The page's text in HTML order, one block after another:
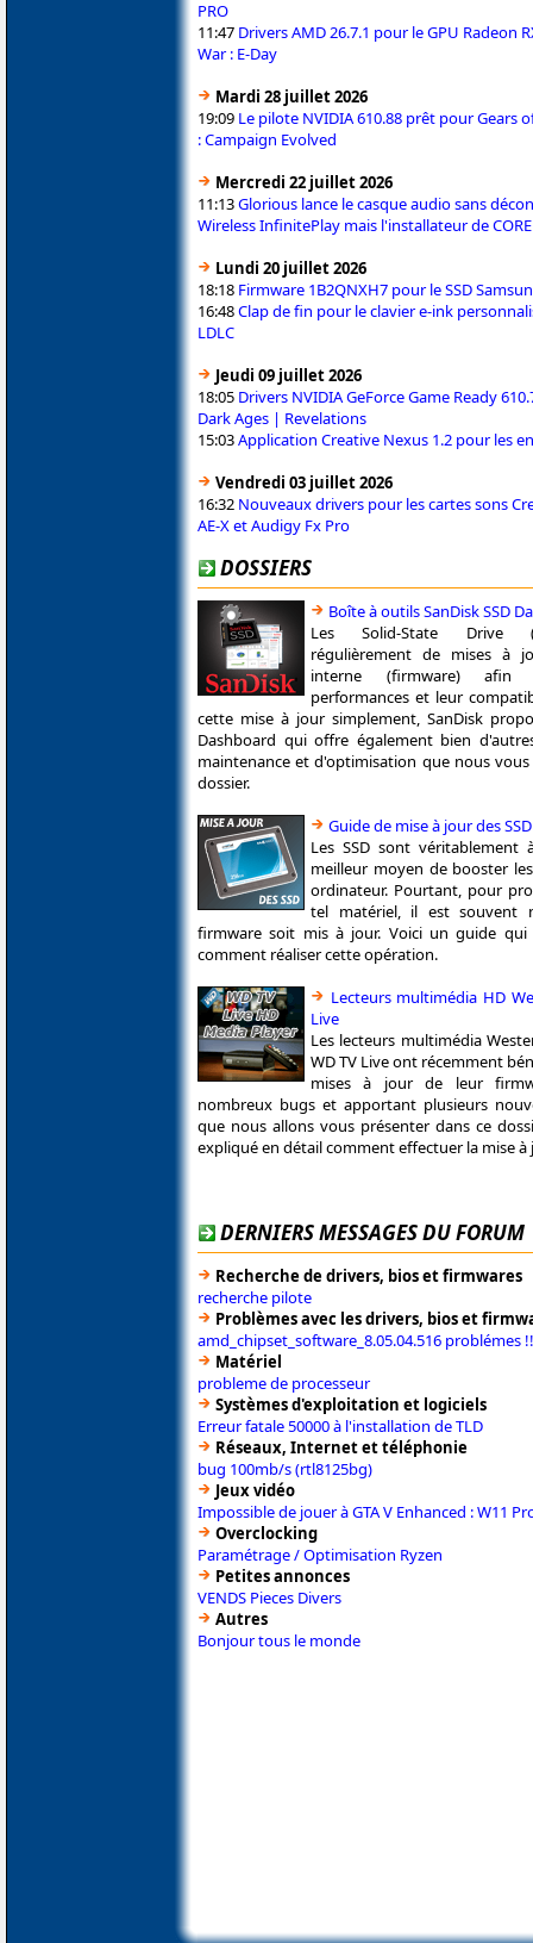
PRO
11:47 Drivers AMD 26.7.1 pour le GPU Radeon
War : E-Day
Mardi 28 juillet 2026
19:09 Le pilote NVIDIA 610.88 prêt pour Gears
: Campaign Evolved
Mercredi 22 juillet 2026
11:13Glorious lance le casque audio sans
Wireless InfinitePlay mais l'installateur de
Lundi 20 juillet 2026
18:18 Firmware 1B2QNXH7 pour le SSD
16:48Clap de fin pour le clavier e-ink
LDLC
Jeudi 09 juillet 2026
18:05 Drivers NVIDIA GeForce Game Ready
Dark Ages | Revelations
15:03Application Creative Nexus 1.2 pour les
Vendredi 03 juillet 2026
16:32 Nouveaux drivers pour les cartes sons
AE-X et Audigy Fx Pro
DOSSIERS
Boîte à outils SanDisk SSD
Les Solid-State Drive
régulièrement de mises à
interne (firmware) afin
performances et leur
cette mise à jour simplement, SanDisk
Dashboard qui offre également bien
maintenance et d'optimisation que nous
dossier.
Guide de mise à jour des SSD
Les SSD sont véritablement
meilleur moyen de booster
ordinateur. Pourtant, pour
tel matériel, il est souvent
firmware soit mis à jour. Voici un guide qui
comment réaliser cette opération.
Lecteurs multimédia HD
Live
Les lecteurs multimédia
WD TV Live ont récemment
mises à jour de leur
nombreux bugs et apportant plusieurs
que nous allons vous présenter dans ce
expliqué en détail comment effectuer la mise à
DERNIERS MESSAGES DU FORUM
Recherche de drivers, bios et firmwares
recherche pilote
Problèmes avec les drivers, bios et
amd_chipset_software_8.05.04.516 problémes
Matériel
probleme de processeur
Systèmes d'exploitation et logiciels
Erreur fatale 50000 à l'installation de TLD
Réseaux, Internet et téléphonie
bug 100mb/s (rtl8125bg)
Jeux vidéo
Impossible de jouer à GTA V Enhanced : W11
Overclocking
Paramétrage / Optimisation Ryzen
Petites annonces
VENDS Pieces Divers
Autres
Bonjour tous le monde